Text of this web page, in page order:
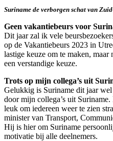
Suriname de verborgen schat van
Geen vakantiebeurs voor
Dit jaar zal ik vele
op de Vakantiebeurs 2023 in
lastige keuze om te maken,
een verstandige keuze.
Trots op mijn collega’s uit
Gelukkig is Suriname dit jaar
door mijn collega’s uit
leuk om iedereen weer te zien
minister van Transport,
Hij is hier om Suriname
motivatie bij alle deelnemers.